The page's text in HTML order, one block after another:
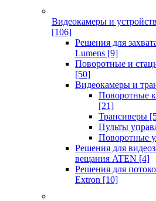
Видеокамеры и
[106]
Решения для
Lumens [9]
Поворотные и
[50]
Видеокамеры и
Поворотные
[21]
Трансиверы
Пульты
Поворотные
Решения для
вещания ATEN [4]
Решения для
Extron [10]